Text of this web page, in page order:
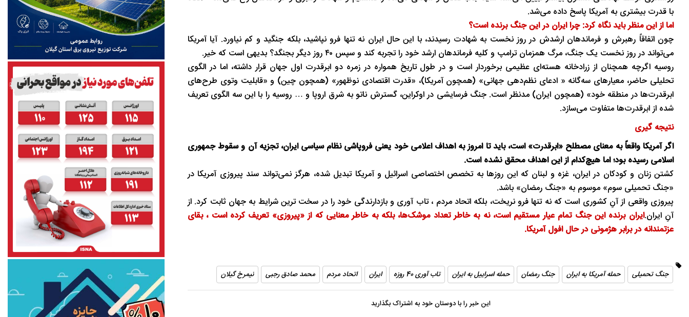
با قدرت بیشتری به آمریکا پاسخ داده می‌شد.
اما از این منظر باید نگاه کرد: چرا ایران در این جنگ برنده است؟
چون اتفاقاً رهبرش و فرماندهان ارشدش در روز نخست به شهادت رسیدند، با این حال ایران نه تنها فرو نپاشید، بلکه جنگید و کم نیاورد. آیا آمریکا
می‌تواند در روز نخست یک جنگ، مرگ همزمان ترامپ و کلیه فرماندهان ارشد خود را تجربه کند و سپس ۴۰ روز دیگر بجنگد؟ بدیهی است که خیر.
روسیه اگرچه همچنان از زرادخانه هسته‌ای عظیمی برخوردار است و در طول تاریخ همواره در زمره دو ابرقدرت اول جهان قرار داشته، اما در الگوی
تحلیلی حاضر، معیارهای سه‌گانه « ادعای نظم‌دهی جهانی» (همچون آمریکا)، «قدرت اقتصادی نوظهور» (همچون چین) و «قابلیت وتوی طرح‌های
ابرقدرت‌ها در منطقه خود» (همچون ایران) مدنظر است. جنگ فرسایشی در اوکراین، گسترش ناتو به شرق اروپا و … روسیه را با این سه الگوی تعریف‌
شده از ابرقدرت‌ها متفاوت می‌سازد.
نتیجه‌ گیری
اگر آمریکا واقعاً به معنای مصطلح «ابرقدرت» است، باید تا امروز به اهداف اعلامی خود یعنی فروپاشی نظام سیاسی ایران، تجزیه آن و سقوط جمهوری
اسلامی رسیده بود؛ اما هیچ‌کدام از این اهداف محقق نشده است.
کشتن زنان و کودکان در ایران، غزه و لبنان که این روزها به تخصص اختصاصی اسرائیل و آمریکا تبدیل شده، هرگز نمی‌تواند سند پیروزی آمریکا در
«جنگ تحمیلی سوم» موسوم به «جنگ رمضان» باشد.
پیروزی واقعی از آنِ کشوری است که نه تنها فرو نریخت، بلکه اتحاد مردم ، تاب‌ آوری و بازدارندگی خود را در سخت‌ ترین شرایط به جهان ثابت کرد. از
آنِ ایران.ایران برنده این جنگ تمام‌ عیار مستقیم است، نه به خاطر تعداد موشک‌ها، بلکه به خاطر معنایی که از «پیروزی» تعریف کرده است ، بقای
عزتمندانه در برابر هژمونی در حال افول آمریکا.
جنگ تحمیلی حمله آمریکا به ایران جنگ رمضان حمله اسراییل به ایران تاب ‌آوری 40 روزه ایران اتحاد مردم محمد صادق رجبی نیمرخ گیلان
این خبر را با دوستان خود به اشتراک بگذارید